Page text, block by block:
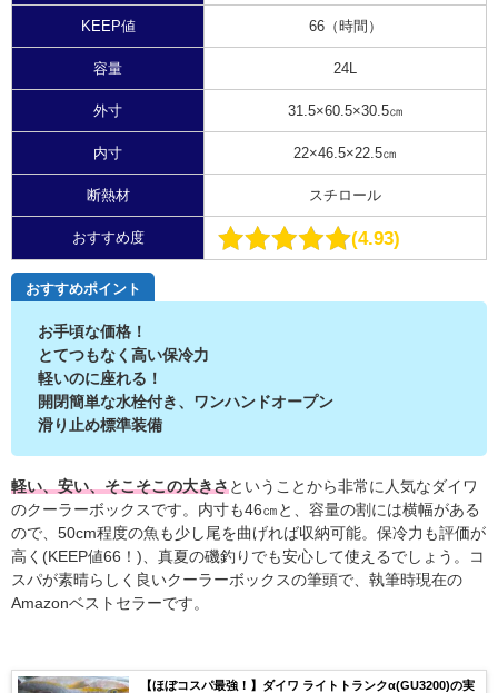
KEEP値 66（時間）
容量 24L
外寸 31.5×60.5×30.5㎝
内寸 22×46.5×22.5㎝
断熱材 スチロール
おすすめ度 4.93
おすすめポイント
お手頃な価格！
とてつもなく高い保冷力
軽いのに座れる！
開閉簡単な水栓付き、
ワンハンドオープン
滑り止め標準装備
軽い、安い、そこそこの大きさということから非常に人気なダイワ
のクーラーボックスです。内寸も46㎝と、容量の割には横幅がある
ので、50cm程度の魚も少し尾を曲げれば収納可能。保冷力も評価が
高く(KEEP値66！)、真夏の磯釣りでも安心して使えるでしょう。コ
スパが素晴らしく良いクーラーボックスの筆頭で、執筆時現在の
Amazonベストセラーです。
【ほぼコスパ最強！】ダイワ ライトトランクα(GU3200)の実